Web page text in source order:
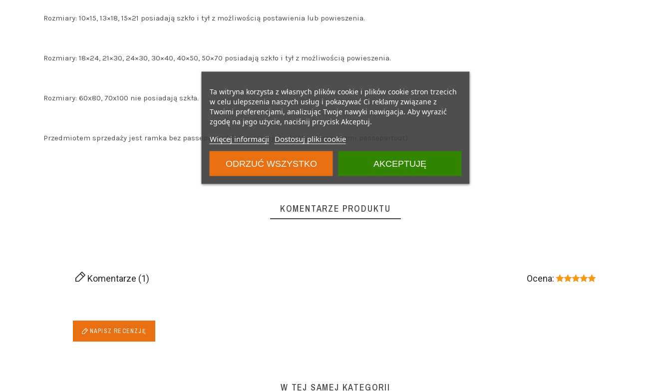
Rozmiary: 10×15, 13×18, 15×21 posiadają szkło i tył z możliwością postawienia lub powieszenia.
Rozmiary: 18×24, 21×30, 24×30, 30×40, 40×50, 50×70 posiadają szkło i tył z możliwością powieszenia.
Rozmiary: 60x80, 70x100 nie posiadają szkła.
Przedmiotem sprzedaży jest ramka bez passepartout (zapraszamy do działu z formatkami passepartout).
KOMENTARZE PRODUKTU
Komentarze (1) Ocena:
NAPISZ RECENZJĘ
W TEJ SAMEJ KATEGORII
Ta witryna korzysta z własnych plików cookie i plików cookie stron trzecich
w celu ulepszenia naszych usług i pokazywać Ci reklamy związane z
Twoimi preferencjami, analizując Twoje nawyki nawigacja. Aby wyrazić
zgodę na jego użycie, naciśnij przycisk Akceptuj.
Więcej informacji Dostosuj pliki cookie
ODRZUĆ WSZYSTKO AKCEPTUJĘ